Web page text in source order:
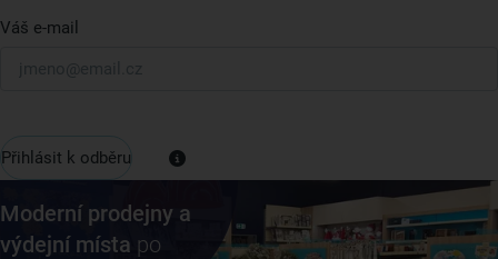
Váš e-mail
Přihlásit k odběru
Moderní prodejny a
výdejní místa po